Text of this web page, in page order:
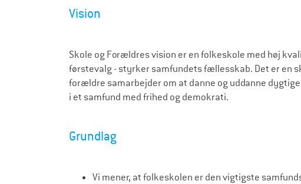
Vision
Skole og Forældres vision er en folkeskole med høj
førstevalg - styrker samfundets fællesskab. Det er en
forældre samarbejder om at danne og uddanne
i et samfund med frihed og demokrati.
Grundlag
Vi mener, at folkeskolen er den vigtigste